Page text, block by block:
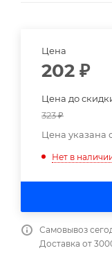
Цена
202 ₽
Цена до
323₽
Цена указана
Нет в
Самовывоз
Доставка от